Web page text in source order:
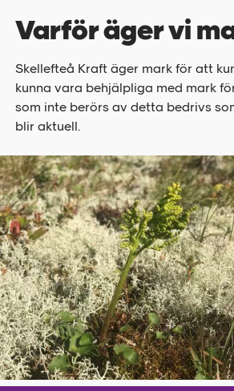
Varför äger vi
Skellefteå Kraft äger mark för att
kunna vara behjälpliga med mark
som inte berörs av detta bedrivs
blir aktuell.